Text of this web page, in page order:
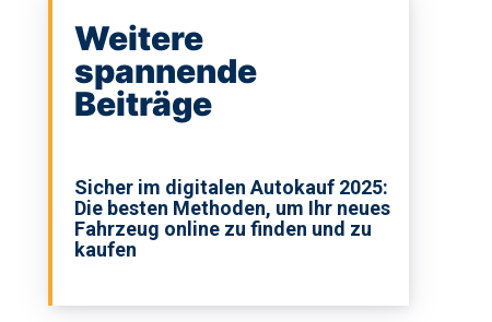
Weitere
spannende
Beiträge
Sicher im digitalen Autokauf 2025:
Die besten Methoden, um Ihr neues
Fahrzeug online zu finden und zu
kaufen